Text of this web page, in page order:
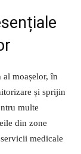
moașelor, în
și sprijin
multe
din zone
medicale